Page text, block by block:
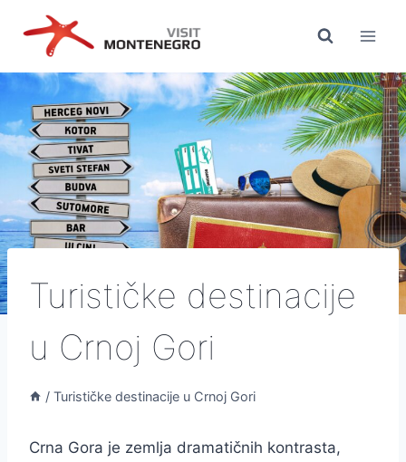
Preskoči
sadržaj
Turističke destinacije
u Crnoj Gori
/ Turističke destinacije u Crnoj Gori
Crna Gora je zemlja dramatičnih kontrasta,